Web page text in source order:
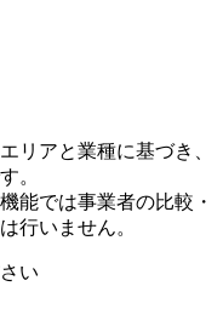
リアと業種に基づき、
。
能では事業者の比較・
行いません。
い